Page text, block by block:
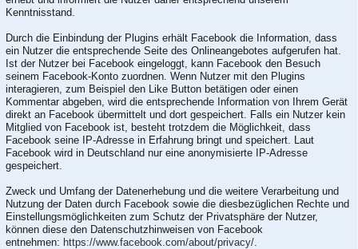
Kenntnisstand.
Durch die Einbindung der Plugins erhält Facebook die Information, dass
ein Nutzer die entsprechende Seite des Onlineangebotes aufgerufen hat.
Ist der Nutzer bei Facebook eingeloggt, kann Facebook den Besuch
seinem Facebook-Konto zuordnen. Wenn Nutzer mit den Plugins
interagieren, zum Beispiel den Like Button betätigen oder einen
Kommentar abgeben, wird die entsprechende Information von Ihrem Gerät
direkt an Facebook übermittelt und dort gespeichert. Falls ein Nutzer kein
Mitglied von Facebook ist, besteht trotzdem die Möglichkeit, dass
Facebook seine IP-Adresse in Erfahrung bringt und speichert. Laut
Facebook wird in Deutschland nur eine anonymisierte IP-Adresse
gespeichert.
Zweck und Umfang der Datenerhebung und die weitere Verarbeitung und
Nutzung der Daten durch Facebook sowie die diesbezüglichen Rechte und
Einstellungsmöglichkeiten zum Schutz der Privatsphäre der Nutzer,
können diese den Datenschutzhinweisen von Facebook
entnehmen: https://www.facebook.com/about/privacy/